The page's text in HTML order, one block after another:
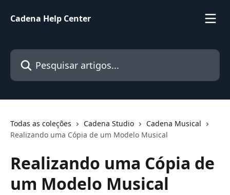
Cadena Help Center
Pesquisar artigos...
Todas as coleções Cadena Studio
Cadena Musical
Realizando uma Cópia de um Modelo Musical
Realizando uma Cópia de
um Modelo Musical